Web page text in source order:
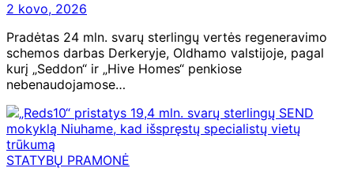
2 kovo, 2026
Pradėtas 24 mln. svarų sterlingų vertės regeneravimo
schemos darbas Derkeryje, Oldhamo valstijoje, pagal
kurį „Seddon“ ir „Hive Homes“ penkiose
nebenaudojamose…
STATYBŲ PRAMONĖ